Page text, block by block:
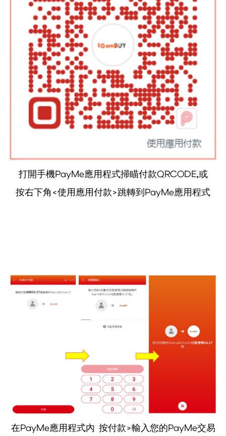
打開手機PayMe應用程式掃瞄付款QRCODE,或
按右下角<使用應用付款>跳轉到PayMe應用程式
在PayMe應用程式內 按付款>輸入您的PayMe交易